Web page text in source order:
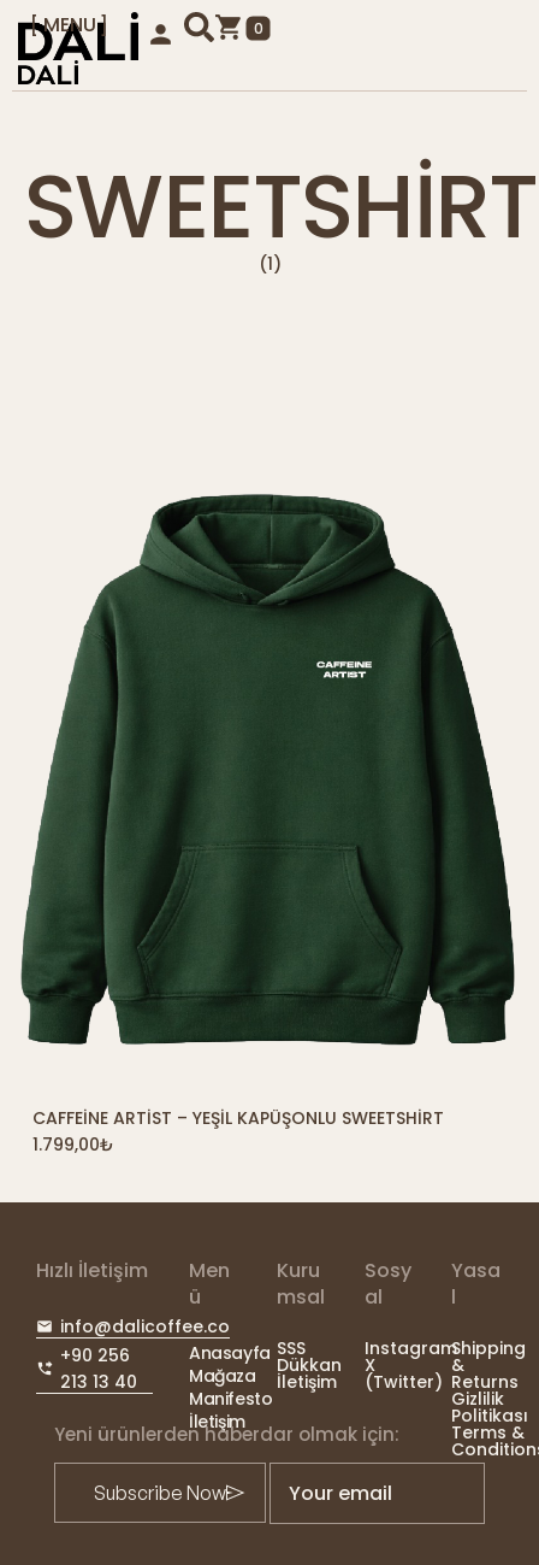
MENU
KAPAT
0
SWEETSHIRT
(1)
SEPETE EKLE
CAFFEINE ARTIST – YEŞIL KAPÜŞONLU SWEETSHIRT
1.799,00₺
Hızlı İletişim
info@dalicoffee.co
+90 256
213 13 40
Men
ü
Anasayfa
Mağaza
Manifesto
İletişim
Kuru
msal
SSS
Dükkan
İletişim
Sosy
al
Instagram
X
(Twitter)
Yasa
l
Shipping
&
Returns
Gizlilik
Politikası
Terms &
Yeni ürünlerden haberdar olmak için:
Your email